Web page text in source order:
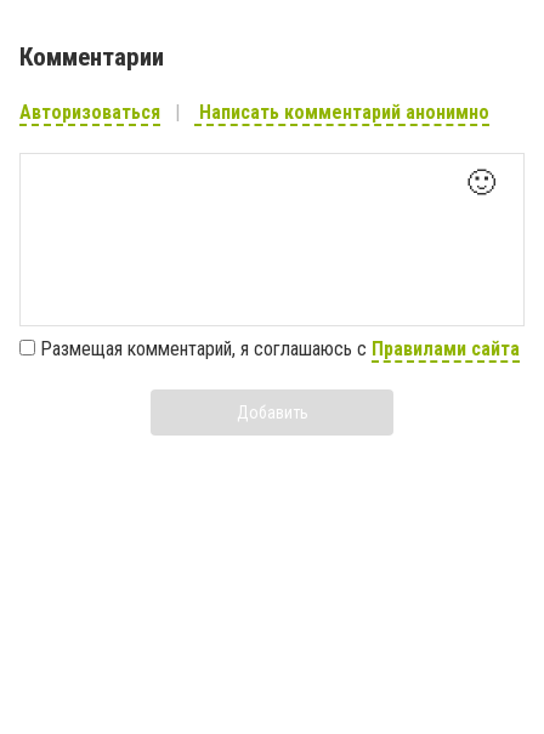
Комментарии
Авторизоваться Написать комментарий анонимно
🙂
Размещая комментарий, я соглашаюсь с Правилами сайта
Добавить